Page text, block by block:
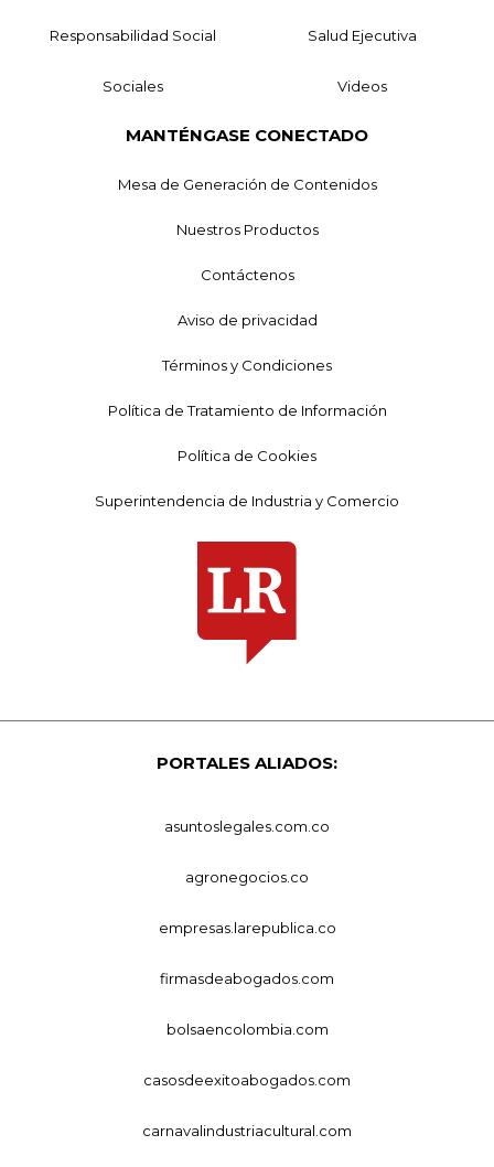
Responsabilidad Social Salud Ejecutiva
Sociales Videos
MANTÉNGASE CONECTADO
Mesa de Generación de Contenidos
Nuestros Productos
Contáctenos
Aviso de privacidad
Términos y Condiciones
Política de Tratamiento de Información
Política de Cookies
Superintendencia de Industria y Comercio
PORTALES ALIADOS:
asuntoslegales.com.co
agronegocios.co
empresas.larepublica.co
firmasdeabogados.com
bolsaencolombia.com
casosdeexitoabogados.com
carnavalindustriacultural.com